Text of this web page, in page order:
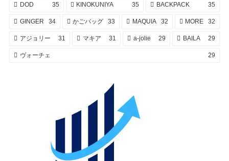
DOD 35 KINOKUNIYA 35 BACKPACK 35
GINGER 34 かごバッグ 33 MAQUIA 32 MORE 32
アジョリー 31 マキア 31 a-jolie 29 BAILA 29
ヴォーチェ 29